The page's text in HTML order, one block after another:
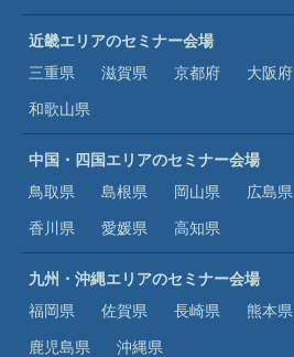
近畿エリアのセミナー会場
三重県
滋賀県 京都府 大阪府
和歌山県
中国・四国エリアのセミナー会場
鳥取県
島根県 岡山県 広島県
香川県
愛媛県 高知県
九州・沖縄エリアのセミナー会場
福岡県
佐賀県 長崎県 熊本県
鹿児島県
沖縄県